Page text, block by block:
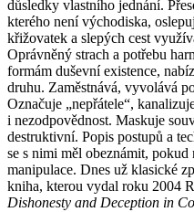
důsledky vlastního jednání.
kterého není východiska,
křižovatek a slepých cest
Oprávněný strach a potřebu
formám duševní existence,
druhu. Zaměstnává, vyvolává
Označuje „nepřátele“,
i nezodpovědnost. Maskuje
destruktivní. Popis postupů a
se s nimi měl obeznámit,
manipulace. Dnes už klasické
kniha, kterou vydal roku 2004
Dishonesty and Deception in